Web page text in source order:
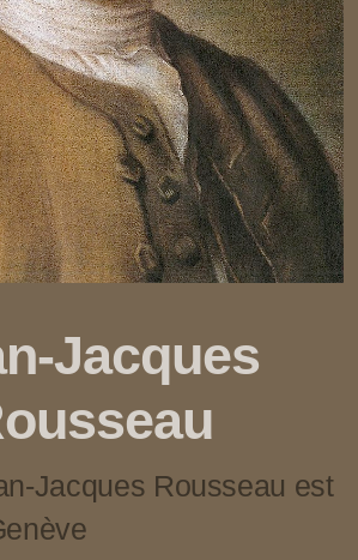
Jacques
Jacques Rousseau est